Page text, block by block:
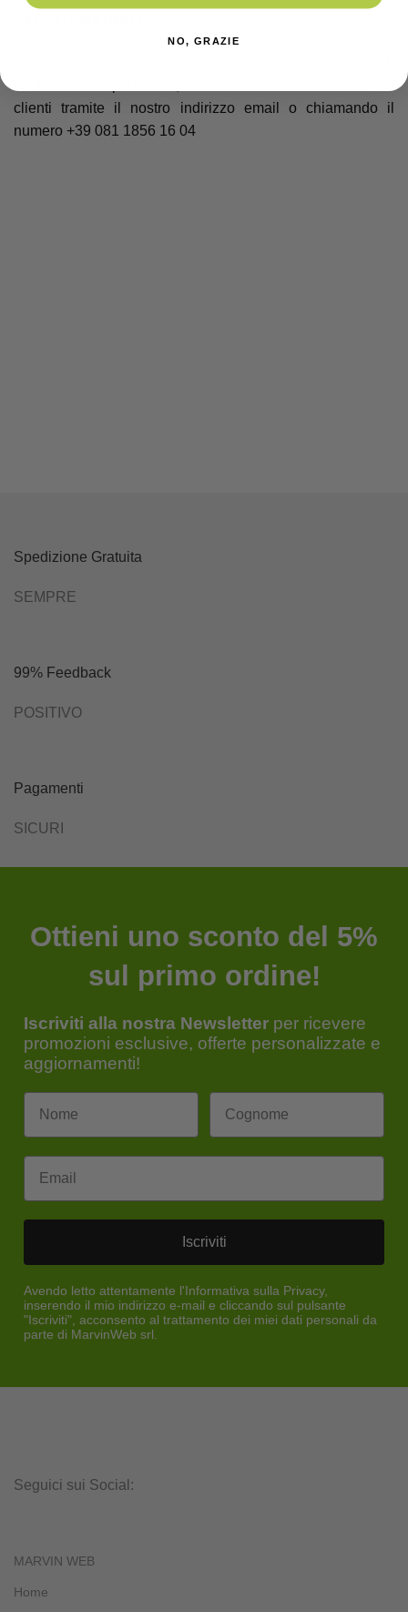
clienti tramite il nostro indirizzo email o chiamando il
numero +39 081 1856 16 04
Spedizione Gratuita
SEMPRE
99% Feedback
POSITIVO
Pagamenti
SICURI
Ottieni uno sconto del 5%
sul primo ordine!
Iscriviti alla nostra Newsletter per ricevere
promozioni esclusive, offerte personalizzate e
aggiornamenti!
Email
Iscriviti
Avendo letto attentamente l'Informativa sulla Privacy,
inserendo il mio indirizzo e-mail e cliccando sul pulsante
"Iscriviti", acconsento al trattamento dei miei dati personali da
parte di MarvinWeb srl.
Seguici sui Social:
MARVIN WEB
Home
NO, GRAZIE